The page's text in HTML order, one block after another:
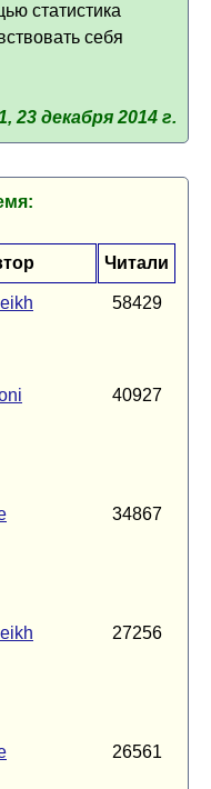
статистика
себя
23 декабря 2014 г.
Читали
58429
40927
34867
27256
26561